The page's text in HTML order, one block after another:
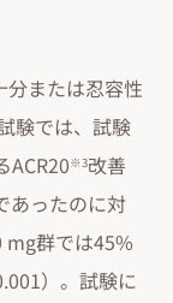
または忍容性
験では、試験
ACR20※3改善
あったのに対
mg群では45%
）。試験に